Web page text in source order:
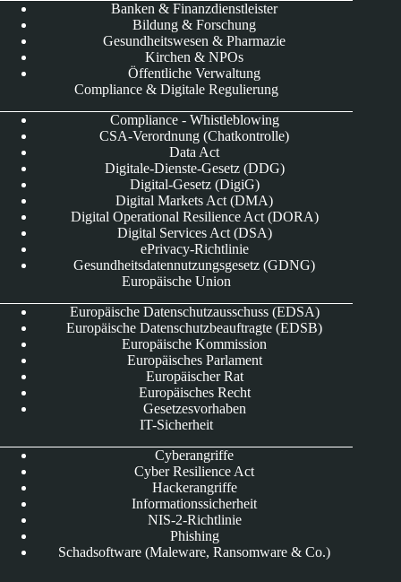
Banken & Finanzdienstleister
Bildung & Forschung
Gesundheitswesen & Pharmazie
Kirchen & NPOs
Öffentliche Verwaltung
Compliance & Digitale Regulierung
Compliance - Whistleblowing
CSA-Verordnung (Chatkontrolle)
Data Act
Digitale-Dienste-Gesetz (DDG)
Digital-Gesetz (DigiG)
Digital Markets Act (DMA)
Digital Operational Resilience Act (DORA)
Digital Services Act (DSA)
ePrivacy-Richtlinie
Gesundheitsdatennutzungsgesetz (GDNG)
Europäische Union
Europäische Datenschutzausschuss (EDSA)
Europäische Datenschutzbeauftragte (EDSB)
Europäische Kommission
Europäisches Parlament
Europäischer Rat
Europäisches Recht
Gesetzesvorhaben
IT-Sicherheit
Cyberangriffe
Cyber Resilience Act
Hackerangriffe
Informationssicherheit
NIS-2-Richtlinie
Phishing
Schadsoftware (Maleware, Ransomware & Co.)